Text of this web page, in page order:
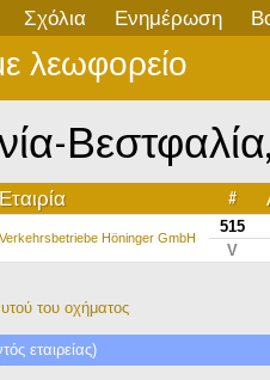
Σχόλια Ενημέρωση
λεωφορείο
Βεστφαλία,
Εταιρία #
Verkehrsbetriebe Höninger GmbH
515
V
του οχήματος
εταιρείας)